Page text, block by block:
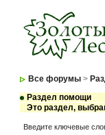
Все форумы >
Раздел помощи
Это раздел,
Введите ключевые